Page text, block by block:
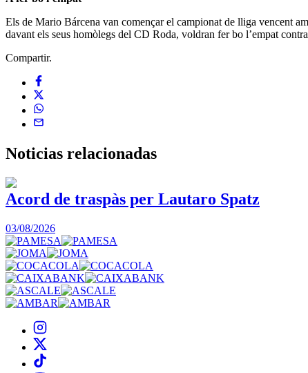
Els de Mario Bárcena van començar el campionat de lliga vencent
davant els seus homòlegs del CD Roda, voldran fer bo l’empat
Compartir.
Noticias relacionadas
Acord de traspàs per Lautaro Spatz
03/08/2026